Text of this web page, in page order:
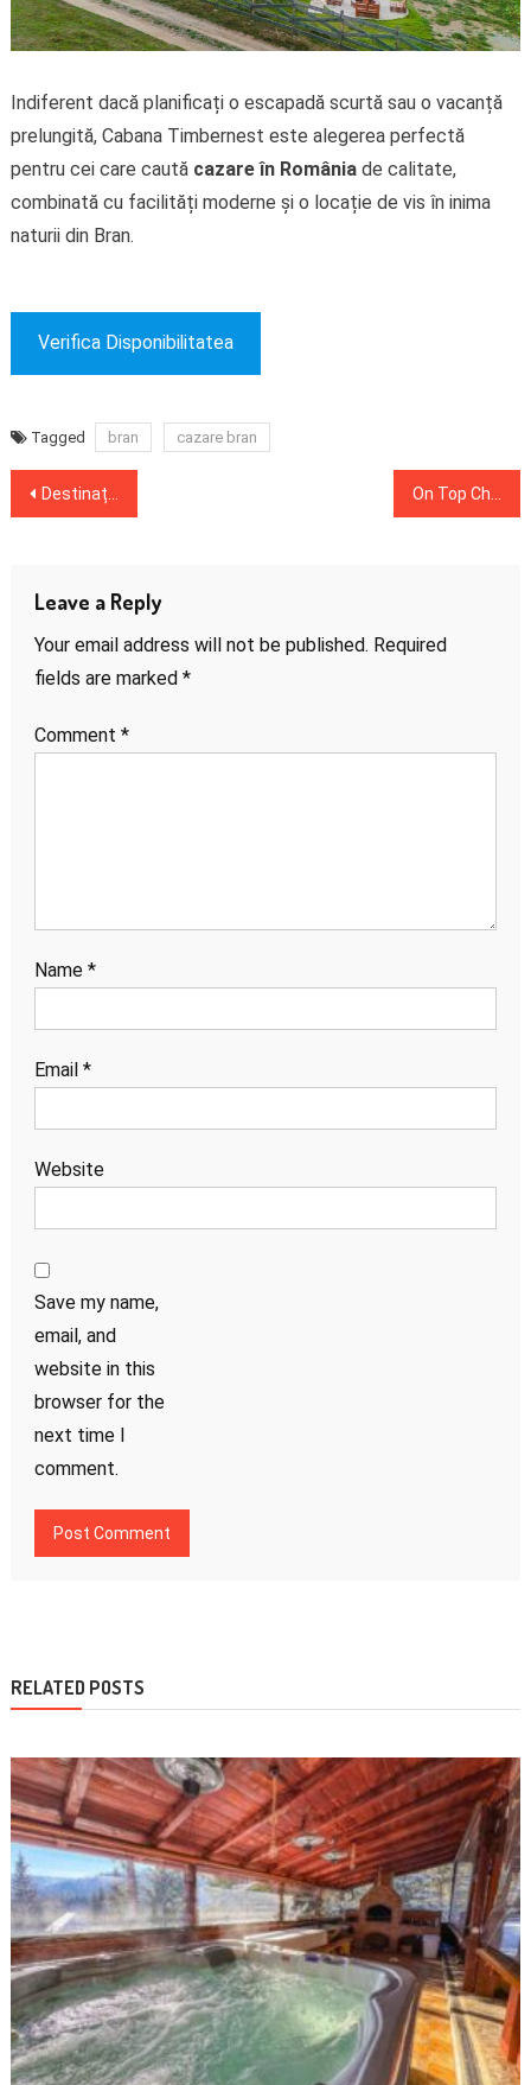
Indiferent dacă planificați o escapadă scurtă sau o vacanță
prelungită, Cabana Timbernest este alegerea perfectă
pentru cei care caută cazare în Româniade calitate,
combinată cu facilități moderne și o locație de vis în inima
naturii din Bran.
Verifica Disponibilitatea
Tagged bran cazare bran
Post
Destinații de Crăciun care îți taie respirația: Unde să petreci sărbătorile de iarnă !
Leave a Reply
Your email address will not be published. Required
fields are marked *
Comment *
Name *
Email *
Website
Save my name,
email, and
website in this
browser for the
next time I
comment.
RELATED POSTS